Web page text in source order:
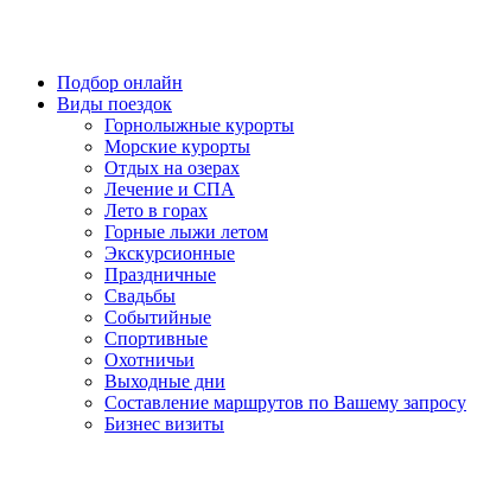
Подбор онлайн
Виды поездок
Горнолыжные курорты
Морские курорты
Отдых на озерах
Лечение и СПА
Лето в горах
Горные лыжи летом
Экскурсионные
Праздничные
Свадьбы
Событийные
Спортивные
Охотничьи
Выходные дни
Составление маршрутов по Вашему запросу
Бизнес визиты